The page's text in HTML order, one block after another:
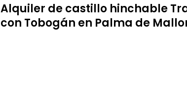
Alquiler de castillo hinchable
con Tobogán en Palma de